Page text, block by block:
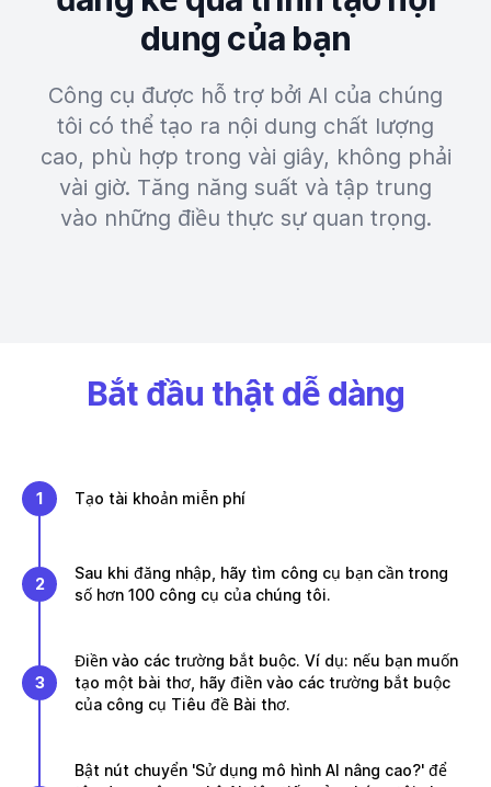
dung của bạn
Công cụ được hỗ trợ bởi AI của chúng
tôi có thể tạo ra nội dung chất lượng
cao, phù hợp trong vài giây, không phải
vài giờ. Tăng năng suất và tập trung
vào những điều thực sự quan trọng.
Bắt đầu thật dễ dàng
1 Tạo tài khoản miễn phí
2
Sau khi đăng nhập, hãy tìm công cụ bạn cần trong
số hơn 100 công cụ của chúng tôi.
3
Điền vào các trường bắt buộc. Ví dụ: nếu bạn muốn
tạo một bài thơ, hãy điền vào các trường bắt buộc
của công cụ Tiêu đề Bài thơ.
Bật nút chuyển 'Sử dụng mô hình AI nâng cao?' để